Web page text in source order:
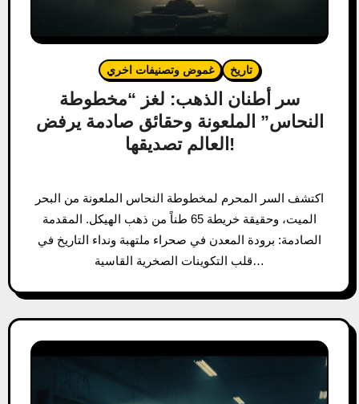
غموض وتصنيفات اخري تاريخ
سر أطنان الذهب: لغز “مخطوطة
النحاس” الملعونة وحقائق صادمة يرفض
العالم تصديقها!
اكتشف السر المحرم لمخطوطة النحاس الملعونة من البحر
الميت، وحقيقة خريطة 65 طناً من ذهب الهيكل. المقدمة
الصادمة: برودة المعدن في صحراء ملتهبة ونداء التاريخ في
قلب التكوينات الصخرية القاسية…